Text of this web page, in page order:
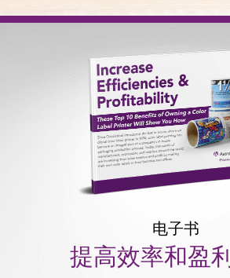
电子书
提高效率和盈